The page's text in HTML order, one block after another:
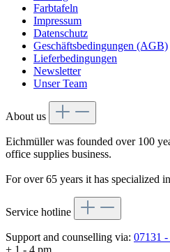
Farbtafeln
Impressum
Datenschutz
Geschäftsbedingungen (AGB)
Lieferbedingungen
Newsletter
Unser Team
About us
Eichmüller was founded over 100
office supplies business.
For over 65 years it has specialized
Service hotline
Support and counselling via: 07131 -
+ 1 - 4 pm